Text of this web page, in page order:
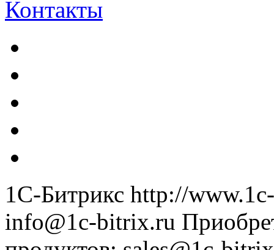
Контакты
1С-Битрикс http://
info@1c-bitrix.ru